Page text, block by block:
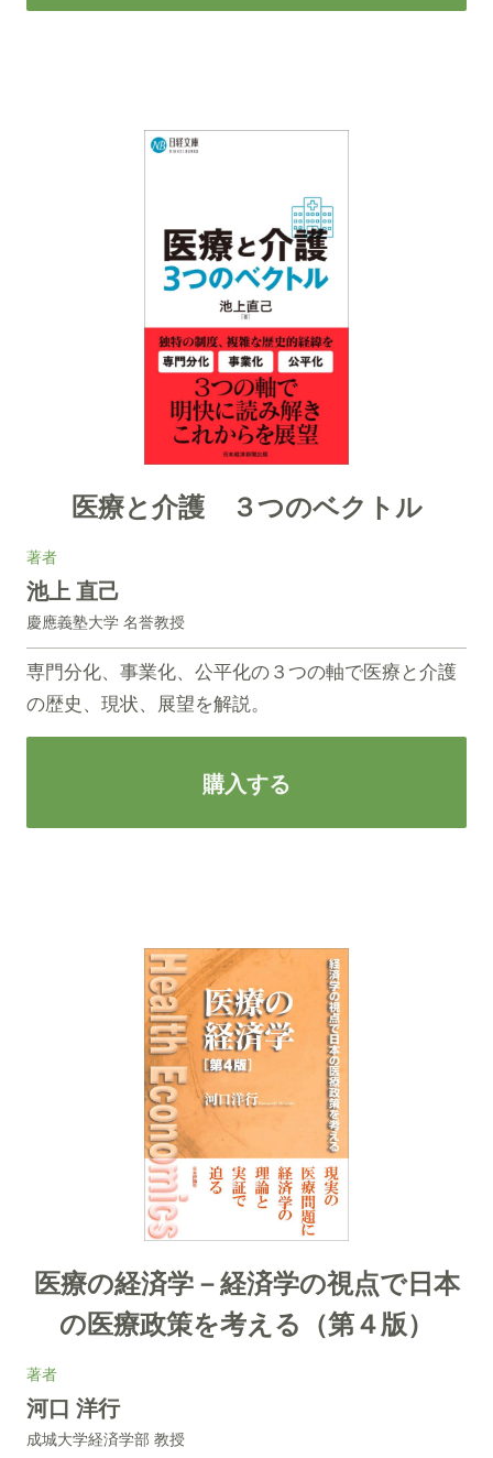
購入する
医療と介護 ３つのベクトル
著者
池上 直己
慶應義塾大学 名誉教授
専門分化、事業化、公平化の３つの軸で医療と介護
の歴史、現状、展望を解説。
医療の経済学－経済学の視点で日本
の医療政策を考える（第４版）
著者
河口 洋行
成城大学経済学部 教授